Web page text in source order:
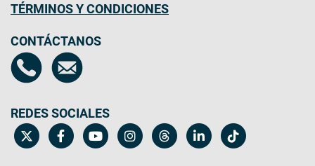
TÉRMINOS Y CONDICIONES
CONTÁCTANOS
REDES SOCIALES